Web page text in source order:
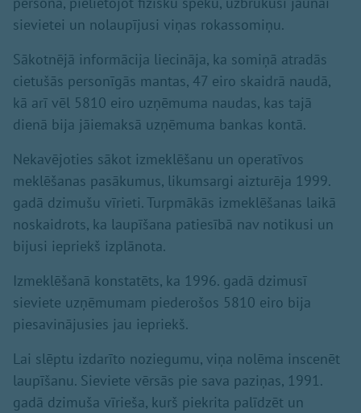
sievietei un nolaupījusi viņas rokassomiņu.
Sākotnējā informācija liecināja, ka somiņā atradās
cietušās personīgās mantas, 47 eiro skaidrā naudā,
kā arī vēl 5810 eiro uzņēmuma naudas, kas tajā
dienā bija jāiemaksā uzņēmuma bankas kontā.
Nekavējoties sākot izmeklēšanu un operatīvos
meklēšanas pasākumus, likumsargi aizturēja 1999.
gadā dzimušu vīrieti. Turpmākās izmeklēšanas laikā
noskaidrots, ka laupīšana patiesībā nav notikusi un
bijusi iepriekš izplānota.
Izmeklēšanā konstatēts, ka 1996. gadā dzimusī
sieviete uzņēmumam piederošos 5810 eiro bija
piesavinājusies jau iepriekš.
Lai slēptu izdarīto noziegumu, viņa nolēma inscenēt
laupīšanu. Sieviete vērsās pie sava paziņas, 1991.
gadā dzimuša vīrieša, kurš piekrita palīdzēt un